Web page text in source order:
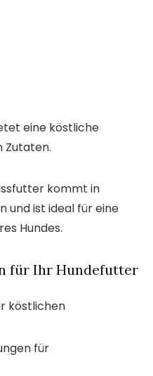
eine köstliche
Zutaten.
kommt in
und ist ideal für eine
Hundes.
für Ihr Hundefutter
köstlichen
für